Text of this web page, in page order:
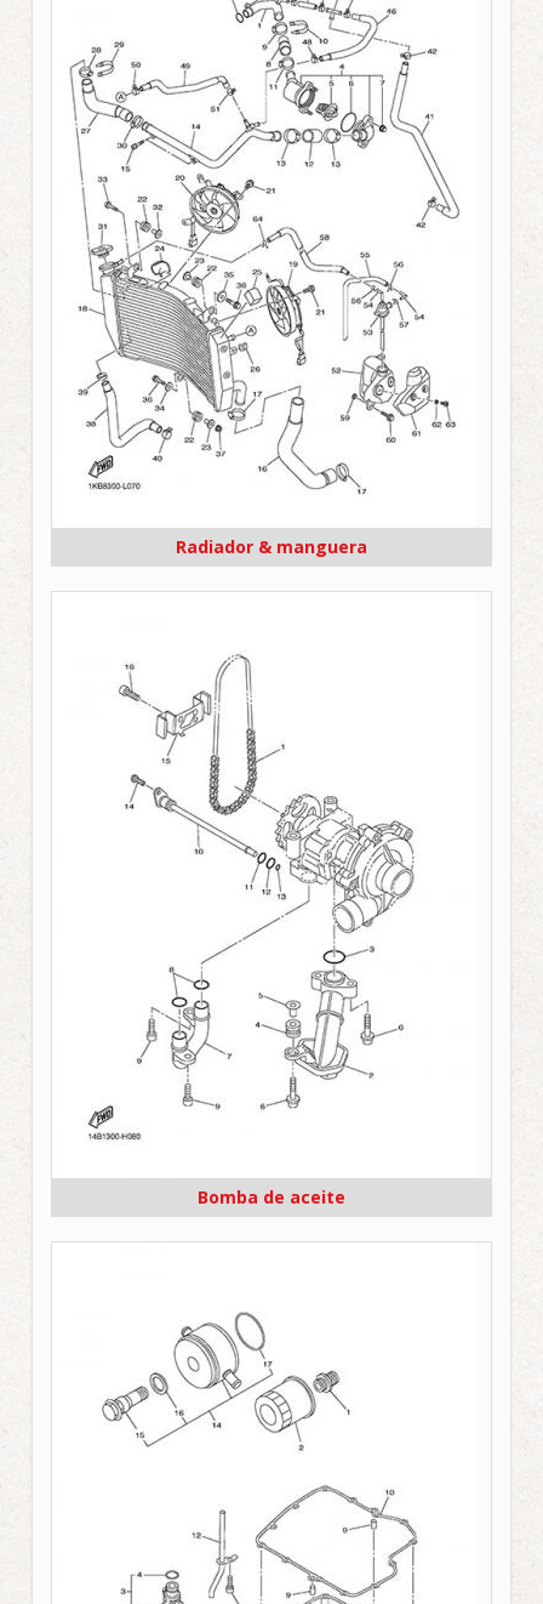
Radiador & manguera
Bomba de aceite